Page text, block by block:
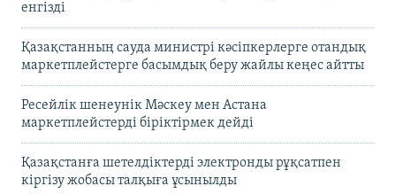
енгізді
Қазақстанның сауда министрі кәсіпкерлерге отандық
маркетплейстерге басымдық беру жайлы кеңес айтты
Ресейлік шенеунік Мәскеу мен Астана
маркетплейстерді біріктірмек дейді
Қазақстанға шетелдіктерді электронды рұқсатпен
кіргізу жобасы талқыға ұсынылды